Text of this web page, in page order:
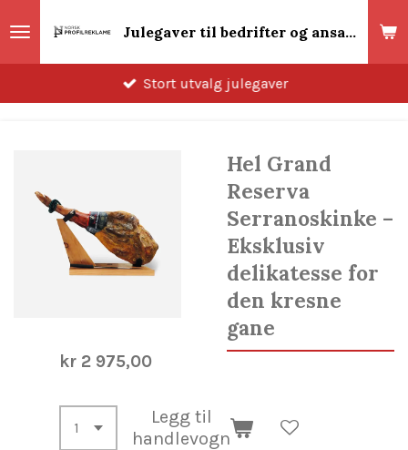
Julegaver til bedrifter og ansatte 2026! Norsk Profilreklame
Stort utvalg julegaver
Hel Grand
Reserva
Serranoskinke –
Eksklusiv
delikatesse for
den kresne
gane
kr 2 975,00
Legg til
handlevogn